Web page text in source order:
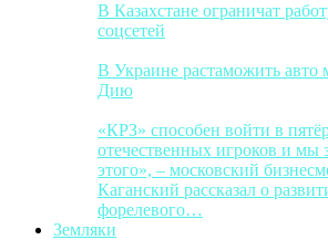
В Казахстане ограничат
соцсетей
В Украине растаможить авто
Дию
«КРЗ» способен войти в
отечественных игроков и мы
этого», – московский
Каганский рассказал о
форелевого…
Земляки